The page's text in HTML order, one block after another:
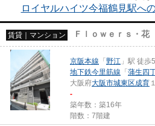
ロイヤルハイツ今福鶴見駅へ
賃貸｜マンション Ｆｌｏｗｅｒｓ・花
京阪本線 「 野江 」駅 徒歩
地下鉄今里筋線 「 蒲生四
大阪府大阪市城東区成育
-
築年数：築16年
階数：7階建